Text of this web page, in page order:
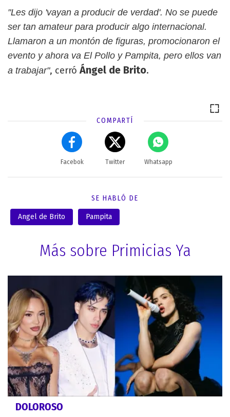
"Les dijo 'vayan a producir de verdad'. No se puede
ser tan amateur para producir algo internacional.
Llamaron a un montón de figuras, promocionaron el
evento y ahora va El Pollo y Pampita, pero ellos van
a trabajar", cerróÁngel de Brito.
COMPARTÍ
Facebok Twitter Whatsapp
SE HABLÓ DE
Angel de Brito Pampita
Más sobre Primicias Ya
DOLOROSO